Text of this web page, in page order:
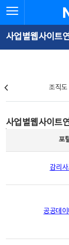
문
로
가
체
뉴
바
가
사업별웹사이트
조직도
사업별웹사이트
포
감리
공공데